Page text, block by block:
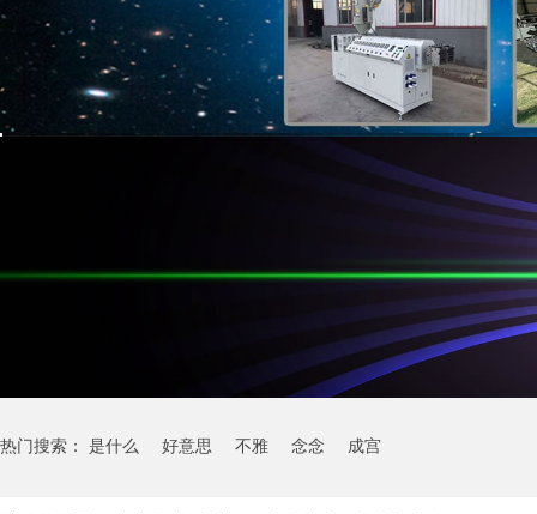
热门搜索： 是什么 好意思 不雅 念念 成宫